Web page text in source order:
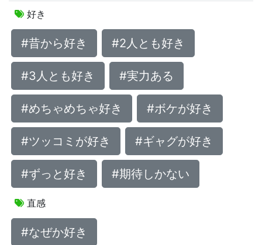
好き
#昔から好き #2人とも好き
#3人とも好き #実力ある
#めちゃめちゃ好き #ボケが好き
#ツッコミが好き #ギャグが好き
#ずっと好き #期待しかない
直感
#なぜか好き